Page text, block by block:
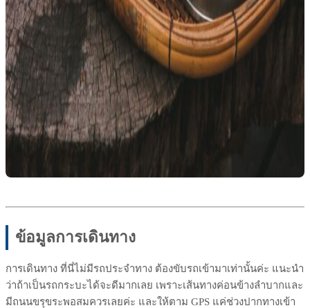
ข้อมูลการเดินทาง
การเดินทาง ที่นี่ไม่มีรถประจำทาง ต้องขับรถเข้ามาเท่านั้นค่ะ แนะนำ
ว่าถ้าเป็นรถกระบะได้จะดีมากเลย เพราะเส้นทางค่อนข้างลำบากและ
มีถนนขรุขระพอสมควรเลยค่ะ และให้ตาม GPS แค่ช่วงปากทางเข้า